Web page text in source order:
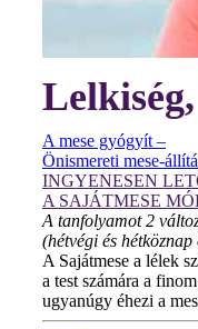
A mese gyógyít –
Önismereti mese-
INGYENESEN
A SAJÁTMESE
A tanfolyamot 2
(hétvégi és hétköznap
A Sajátmese a lélek
a test számára a
ugyanúgy éhezi a